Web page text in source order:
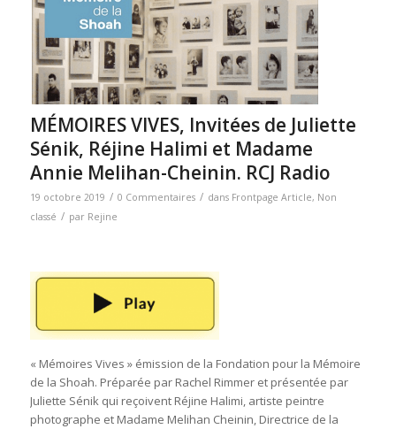
MÉMOIRES VIVES, Invitées de Juliette
Sénik, Réjine Halimi et Madame
Annie Melihan-Cheinin. RCJ Radio
19 octobre 2019 / 0 Commentaires / dans Frontpage Article, Non
classé / par Rejine
« Mémoires Vives » émission de la Fondation pour la Mémoire
de la Shoah. Préparée par Rachel Rimmer et présentée par
Juliette Sénik qui reçoivent Réjine Halimi, artiste peintre
photographe et Madame Melihan Cheinin, Directrice de la